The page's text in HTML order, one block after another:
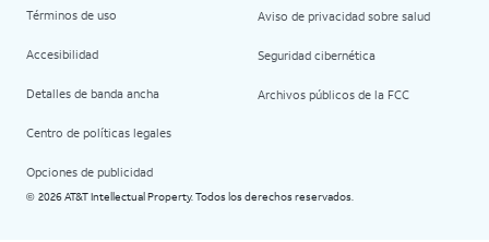
Términos de uso
Accesibilidad
Detalles de banda ancha
Centro de políticas legales
Opciones de publicidad
Aviso de privacidad sobre salud
Seguridad cibernética
Archivos públicos de la FCC
© 2026 AT&T Intellectual Property. Todos los derechos reservados.